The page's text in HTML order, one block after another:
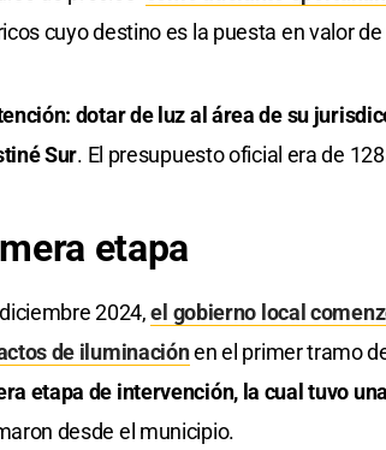
cuyo destino es la puesta en valor
dotar de luz al área de su
Sur. El presupuesto oficial era de
etapa
2024,el gobierno local
de iluminaciónen el primer tramo
etapa de intervención, la cual tuvo
desde el municipio.